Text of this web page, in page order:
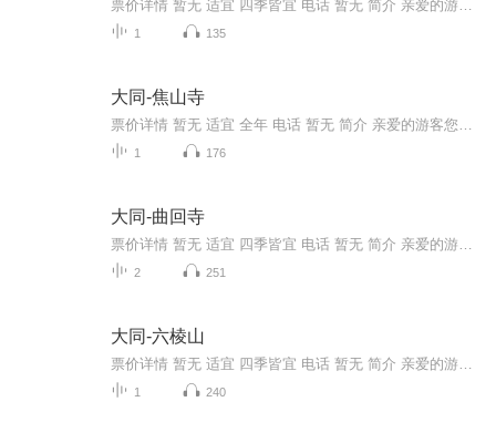
1 135
大同-焦山寺
1 176
大同-曲回寺
2 251
大同-六棱山
1 240